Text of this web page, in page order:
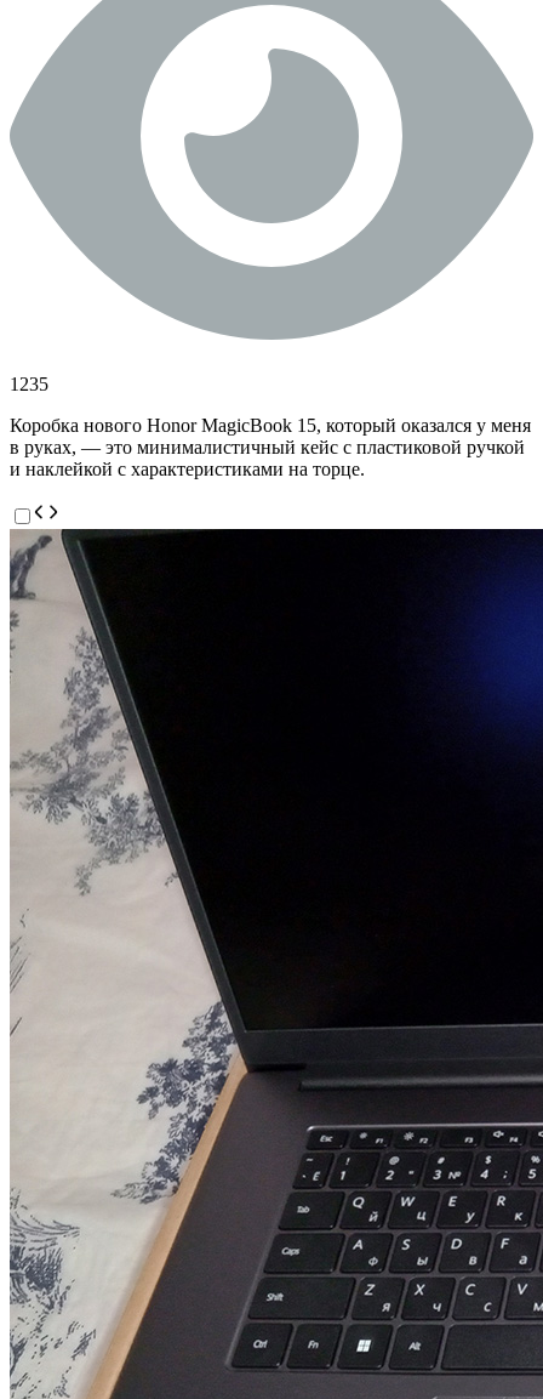
1235
Коробка нового Honor MagicBook 15, который оказался у меня
в руках, — это минималистичный кейс с пластиковой ручкой
и наклейкой с характеристиками на торце.